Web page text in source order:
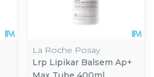
La Roche Posay
Lrp Lipikar Balsem Ap+